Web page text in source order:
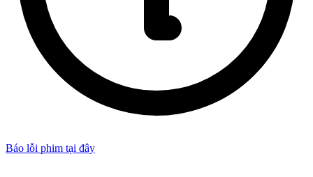
Báo lỗi phim tại đây